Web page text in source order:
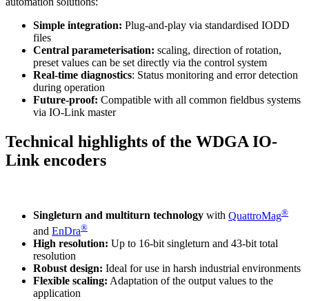
Simple integration: Plug-and-play via standardised IODD
files
Central parameterisation: scaling, direction of rotation,
preset values can be set directly via the control system
Real-time diagnostics: Status monitoring and error detection
during operation
Future-proof: Compatible with all common fieldbus systems
via IO-Link master
Technical highlights of the WDGA IO-
Link encoders
Singleturn and multiturn technology with QuattroMag®
and EnDra®
High resolution: Up to 16-bit singleturn and 43-bit total
resolution
Robust design: Ideal for use in harsh industrial environments
Flexible scaling: Adaptation of the output values to the
application